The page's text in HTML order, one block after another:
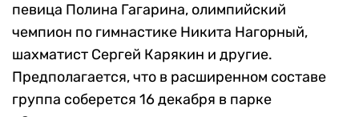
певица Полина Гагарина, олимпийский
чемпион по гимнастике Никита Нагорный,
шахматист Сергей Карякин и другие.
Предполагается, что в расширенном составе
группа соберется 16 декабря в парке